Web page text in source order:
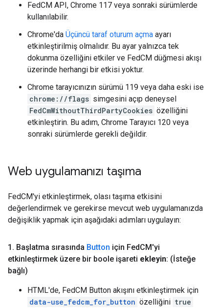
FedCM API, Chrome 117 veya sonraki sürümlerde
kullanılabilir.
Chrome'da Üçüncü taraf oturum açma ayarı
etkinleştirilmiş olmalıdır. Bu ayar yalnızca tek
dokunma özelliğini etkiler ve FedCM düğmesi akışı
üzerinde herhangi bir etkisi yoktur.
Chrome tarayıcınızın sürümü 119 veya daha eski ise
chrome://flags simgesini açıp deneysel
FedCmWithoutThirdPartyCookies özelliğini
etkinleştirin. Bu adım, Chrome Tarayıcı 120 veya
sonraki sürümlerde gerekli değildir.
Web uygulamanızı taşıma
FedCM'yi etkinleştirmek, olası taşıma etkisini
değerlendirmek ve gerekirse mevcut web uygulamanızda
değişiklik yapmak için aşağıdaki adımları uygulayın:
1 . Başlatma sırasında Button için FedCM'yi
etkinleştirmek üzere bir boole işareti ekleyin: (İsteğe
bağlı)
HTML'de, FedCM Button akışını etkinleştirmek için
data-use_fedcm_for_button özelliğini true